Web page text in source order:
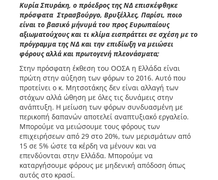
Κυρία Σπυράκη, ο πρόεδρος της ΝΔ επισκέφθηκε
πρόσφατα Στρασβούργο, Βρυξέλλες, Παρίσι, ποιο
είναι το βασικό μήνυμά του προς Ευρωπαίους
αξιωματούχους και τι κλίμα εισπράττει σε σχέση με το
πρόγραμμα της ΝΔ και την επιδίωξη να μειώσει
φόρους αλλά και πρωτογενή πλεονάσματα;
Στην πρόσφατη έκθεση του ΟΟΣΑ η Ελλάδα είναι
πρώτη στην αύξηση των φόρων το 2016. Αυτό που
προτείνει ο κ. Μητσοτάκης δεν είναι αλλαγή των
στόχων αλλά ώθηση με όλες τις δυνάμεις στην
ανάπτυξη. Η μείωση των φόρων συνδυασμένη με
περικοπή δαπανών αποτελεί αναπτυξιακό εργαλείο.
Μπορούμε να μειώσουμε τους φόρους των
επιχειρήσεων από 29 στο 20%, των μερισμάτων από
15 σε 5% ώστε τα κέρδη να μένουν και να
επενδύονται στην Ελλάδα. Μπορούμε να
καταργήσουμε φόρους με μηδενική απόδοση όπως
αυτός στο κρασί.